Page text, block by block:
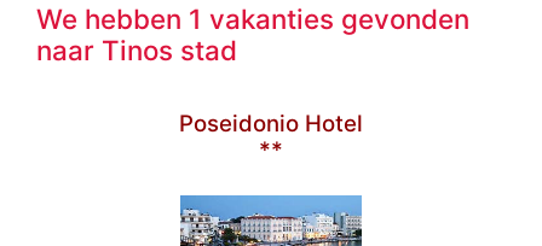
We hebben 1 vakanties gevonden
naar Tinos stad
Poseidonio Hotel
**